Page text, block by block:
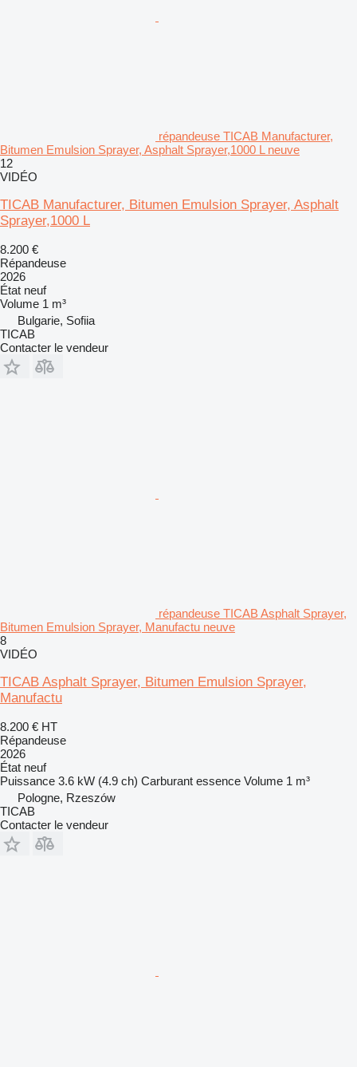
répandeuse TICAB Manufacturer,
Bitumen Emulsion Sprayer, Asphalt Sprayer,1000 L neuve
12
VIDÉO
TICAB Manufacturer, Bitumen Emulsion Sprayer, Asphalt
Sprayer,1000 L
8.200 €
Répandeuse
2026
État neuf
Volume 1 m³
Bulgarie, Sofiia
TICAB
Contacter le vendeur
répandeuse TICAB Asphalt Sprayer,
Bitumen Emulsion Sprayer, Manufactu neuve
8
VIDÉO
TICAB Asphalt Sprayer, Bitumen Emulsion Sprayer,
Manufactu
8.200 € HT
Répandeuse
2026
État neuf
Puissance 3.6 kW (4.9 ch) Carburant essence Volume 1 m³
Pologne, Rzeszów
TICAB
Contacter le vendeur